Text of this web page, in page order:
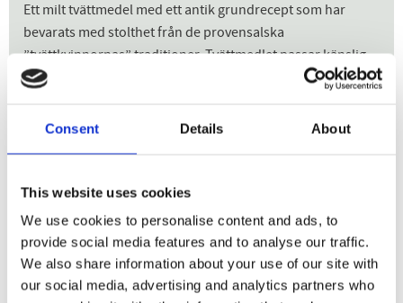
Consent Details About
This website uses cookies
We use cookies to personalise content and ads, to
provide social media features and to analyse our traffic.
We also share information about your use of our site with
our social media, advertising and analytics partners who
Ett milt tvättmedel med ett antik grundrecept som har
bevarats med stolthet från de provensalska
”tvättkvinnornas” traditioner. Tvättmedlet passar känslig
hud, gjorda på 90-95% naturliga ingredienser och har
även på låg temperatur. Doftsatta med naturliga dofter från
tillexempel ull och silke. Rekommenderas för allergiker.
Doften Cotton Flower: En mild och delikat doft, mjuk
bomullsdoft som inger värme och trygghet.Cotton Flower
Doftpyramid:Topp noter: Bergamott, Bomullsblomma,
Viol Hjärt noter: Ros, Jasmine, Iris Bas noter: Sandelträ,